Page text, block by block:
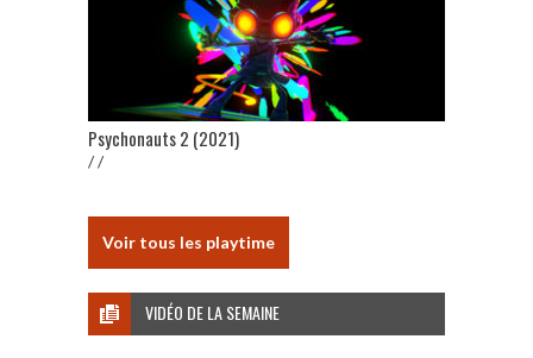
Psychonauts 2 (2021)
/ /
Voir tous les playtime
VIDÉO DE LA SEMAINE